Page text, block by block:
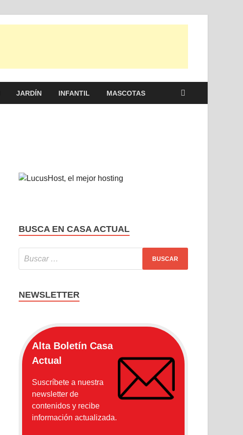
JARDÍN INFANTIL MASCOTAS
BUSCA EN CASA ACTUAL
NEWSLETTER
Alta Boletín Casa
Actual
Suscríbete a nuestra
newsletter de
contenidos y recibe
información actualizada.